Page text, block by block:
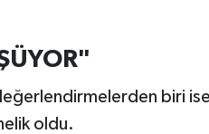
biri ise
oldu.